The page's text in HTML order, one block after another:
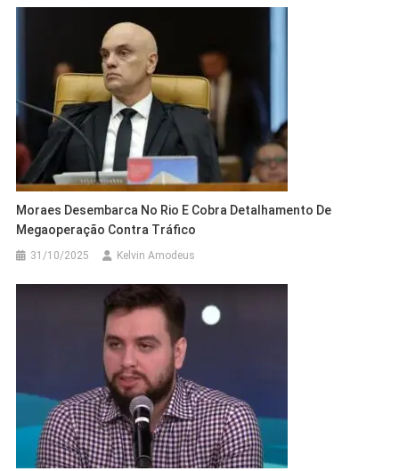
Moraes Desembarca No Rio E Cobra Detalhamento De
Megaoperação Contra Tráfico
31/10/2025 Kelvin Amodeus